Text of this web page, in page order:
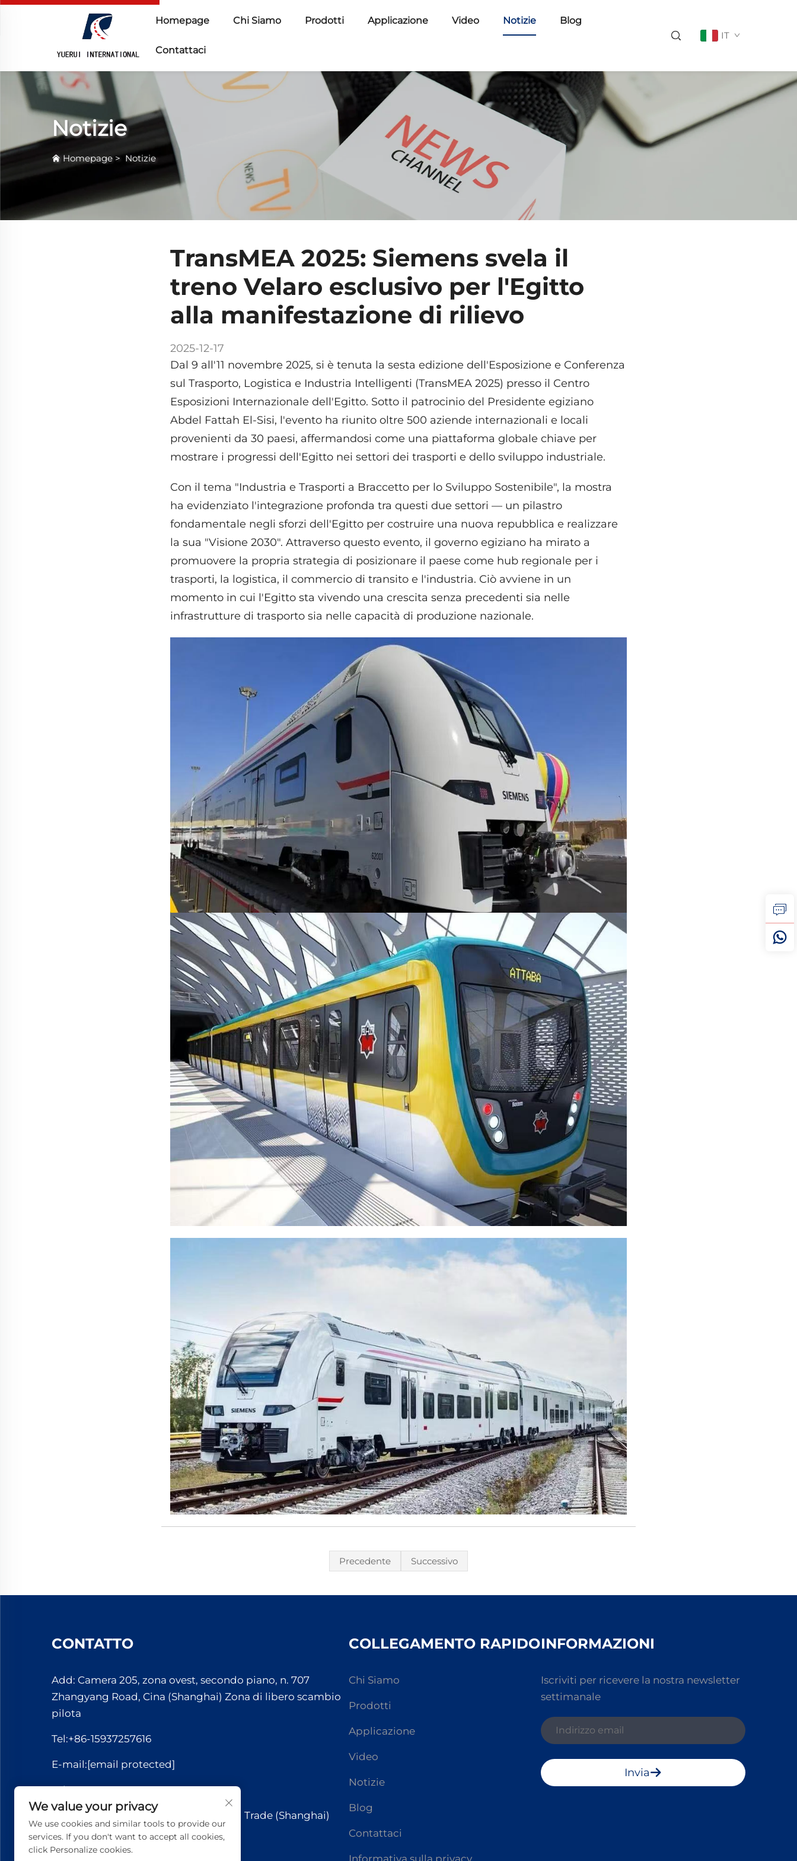
Homepage Chi Siamo Prodotti Applicazione Video Notizie Blog
Contattaci
IT
Notizie
Homepage > Notizie
TransMEA 2025: Siemens svela il
treno Velaro esclusivo per l'Egitto
alla manifestazione di rilievo
2025-12-17
Dal 9 all'11 novembre 2025, si è tenuta la sesta edizione dell'Esposizione e Conferenza
sul Trasporto, Logistica e Industria Intelligenti (TransMEA 2025) presso il Centro
Esposizioni Internazionale dell'Egitto. Sotto il patrocinio del Presidente egiziano
Abdel Fattah El-Sisi, l'evento ha riunito oltre 500 aziende internazionali e locali
provenienti da 30 paesi, affermandosi come una piattaforma globale chiave per
mostrare i progressi dell'Egitto nei settori dei trasporti e dello sviluppo industriale.
Con il tema "Industria e Trasporti a Braccetto per lo Sviluppo Sostenibile", la mostra
ha evidenziato l'integrazione profonda tra questi due settori — un pilastro
fondamentale negli sforzi dell'Egitto per costruire una nuova repubblica e realizzare
la sua "Visione 2030". Attraverso questo evento, il governo egiziano ha mirato a
promuovere la propria strategia di posizionare il paese come hub regionale per i
trasporti, la logistica, il commercio di transito e l'industria. Ciò avviene in un
momento in cui l'Egitto sta vivendo una crescita senza precedenti sia nelle
infrastrutture di trasporto sia nelle capacità di produzione nazionale.
Precedente Successivo
CONTATTO
Add: Camera 205, zona ovest, secondo piano, n. 707
Zhangyang Road, Cina (Shanghai) Zona di libero scambio
pilota
Tel:+86-15937257616
E-mail:[email protected]
Whatsapp:+86-15037221110
Copyright © 2026 Yuerui International Trade (Shanghai)
Co., Ltd.. Tutti i diritti riservati.
COLLEGAMENTO RAPIDO
Chi Siamo
Prodotti
Applicazione
Video
Notizie
Blog
Contattaci
INFORMAZIONI
Iscriviti per ricevere la nostra newsletter
settimanale
Invia
We value your privacy
We use cookies and similar tools to provide our
services. If you don't want to accept all cookies,
click Personalize cookies.